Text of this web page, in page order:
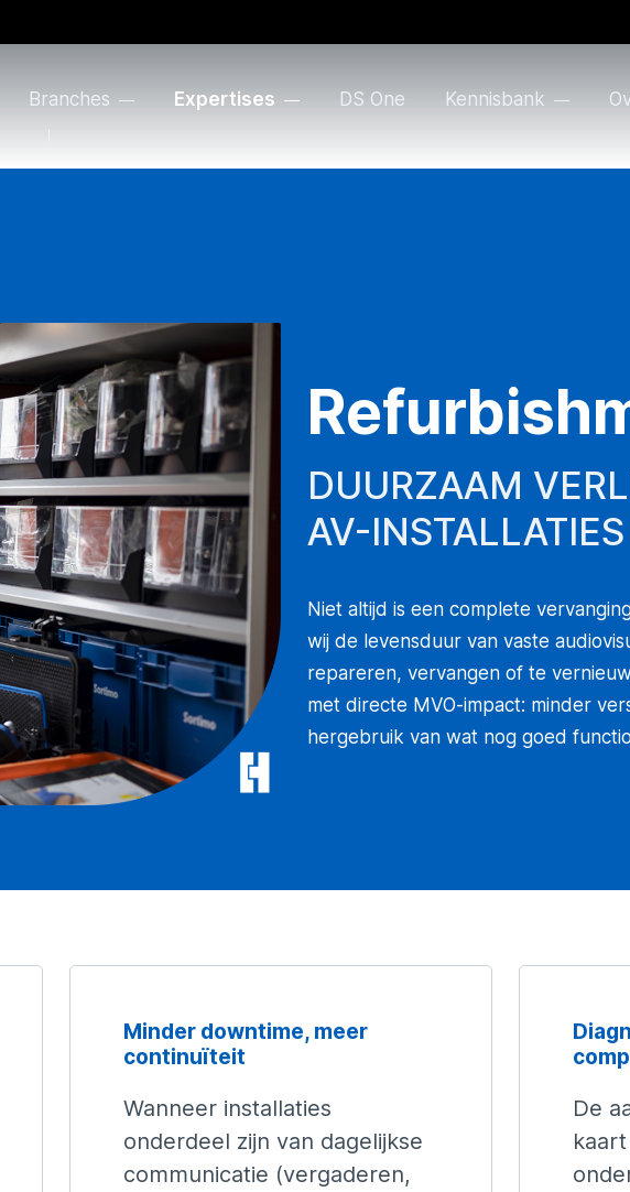
Branches Expertises DS One Kennisbank
DUURZAAM
AV-INSTALLATIES
Niet altijd is een complete
wij de levensduur van vaste
repareren, vervangen of te
met directe MVO-impact: minder
hergebruik van wat nog goed
Minder downtime, meer
continuïteit
Wanneer installaties
onderdeel zijn van dagelijkse
communicatie (vergaderen,
De